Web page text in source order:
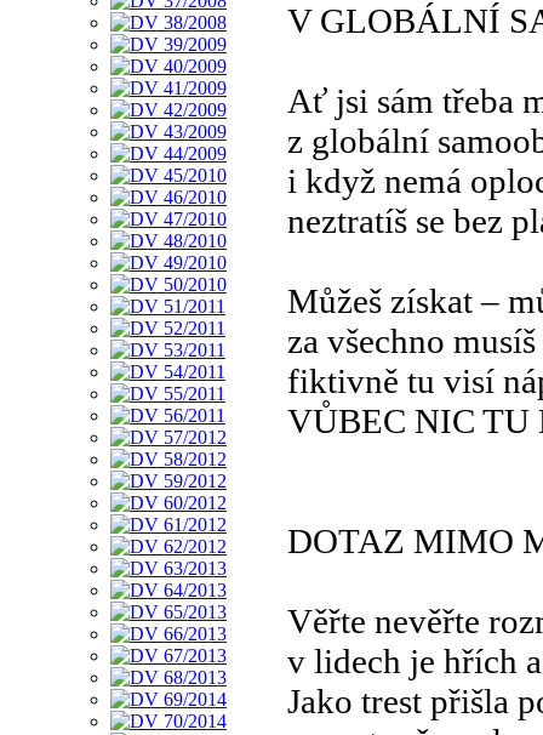
V GLOBÁLNÍ
Ať jsi sám třeba
z globální
i když nemá
neztratíš se bez
Můžeš získat –
za všechno
fiktivně tu visí
VŮBEC NIC TU
DOTAZ MIMO
Věřte nevěřte
v lidech je hřích
Jako trest přišla